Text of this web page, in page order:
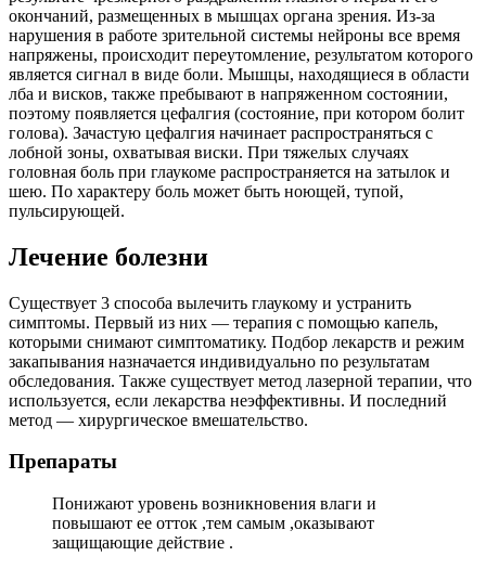
окончаний, размещенных в мышцах органа зрения. Из-за
нарушения в работе зрительной системы нейроны все время
напряжены, происходит переутомление, результатом которого
является сигнал в виде боли. Мышцы, находящиеся в области
лба и висков, также пребывают в напряженном состоянии,
поэтому появляется цефалгия (состояние, при котором болит
голова). Зачастую цефалгия начинает распространяться с
лобной зоны, охватывая виски. При тяжелых случаях
головная боль при глаукоме распространяется на затылок и
шею. По характеру боль может быть ноющей, тупой,
пульсирующей.
Лечение болезни
Существует 3 способа вылечить глаукому и устранить
симптомы. Первый из них — терапия с помощью капель,
которыми снимают симптоматику. Подбор лекарств и режим
закапывания назначается индивидуально по результатам
обследования. Также существует метод лазерной терапии, что
используется, если лекарства неэффективны. И последний
метод — хирургическое вмешательство.
Препараты
Понижают уровень возникновения влаги и
повышают ее отток ,тем самым ,оказывают
защищающие действие .